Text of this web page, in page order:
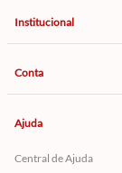
Institucional
Conta
Ajuda
Central de Ajuda